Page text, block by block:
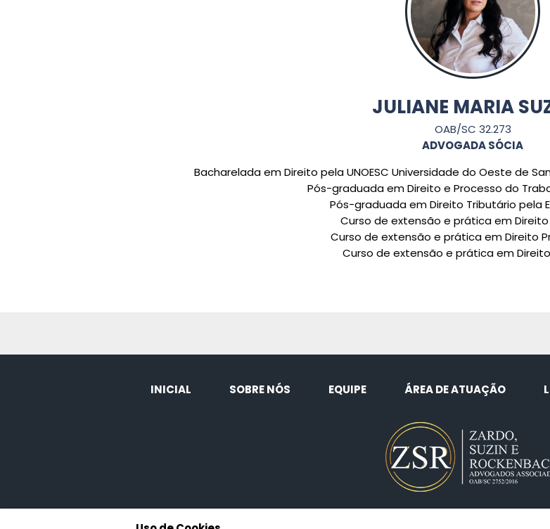
JULIANE MARIA
OAB/SC 32.273
ADVOGADA SÓCIA
Bacharelada em Direito pela UNOESC Universidade do Oeste de
Pós-graduada em Direito e Processo do
Pós-graduada em Direito Tributário pela
Curso de extensão e prática em
Curso de extensão e prática em Direito
Curso de extensão e prática em
INICIAL SOBRE NÓS EQUIPE ÁREA DE ATUAÇÃO